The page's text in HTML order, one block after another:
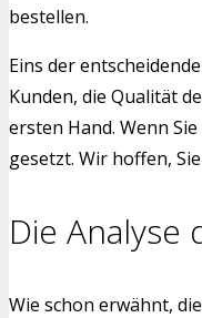
bestellen.
Eins der
Kunden, die Qualität
ersten Hand. Wenn
gesetzt. Wir hoffen,
Die
Wie schon erwähnt,